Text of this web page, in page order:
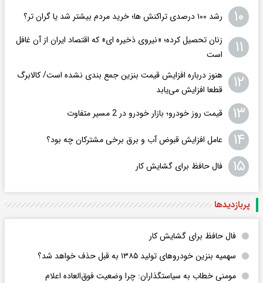
۱۰ رشد ۱۰۰ درصدی تراکنش ها؛ خرید مردم بیشتر شد یا گران تر؟
۱۱
زنان تحصیل کرده؛ «نیروی ذخیره ای» که اقتصاد ایران از آن غافل
است
۱۲
هنوز درباره افزایش قیمت بنزین جمع بندی نشده است/ کالابرگ
قطعا افزایش می‌یابد
۱۳ قیمت روز خودرو؛ بازار خودرو در 2 مسیر متفاوت
۱۴ عامل افزایش قبوض آب و برق برخی مشترکان چه بود؟
۱۵ فال حافظ برای گشایش کار
پربازدید‌ها
فال حافظ برای گشایش کار
سهمیه بنزین خودروهای تولید ۱۳۸۵ به قبل حذف خواهد شد؟
مومنی خطاب به سیاستگذاران: چرا وضعیت فوق‌العاده اعلام